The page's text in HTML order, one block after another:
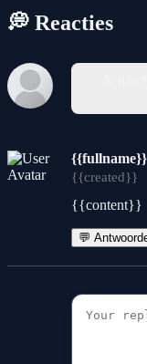
💭 Reacties
{{fullname}}
{{created}}
{{content}}
💬